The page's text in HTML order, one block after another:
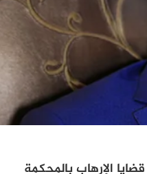
في قضايا الإرهاب بالمحكمة